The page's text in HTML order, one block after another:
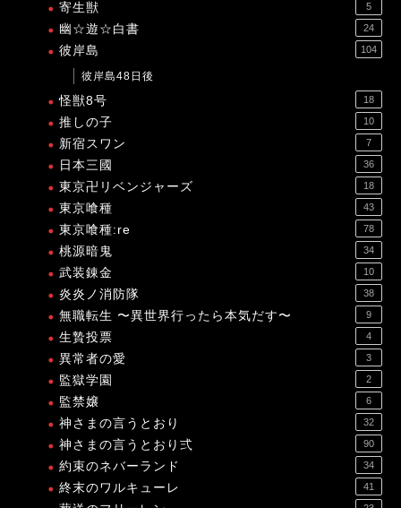
寄生獣 5
幽☆遊☆白書 24
彼岸島 104
彼岸島48日後
怪獣8号 18
推しの子 10
新宿スワン 7
日本三國 36
東京卍リベンジャーズ 18
東京喰種 43
東京喰種:re 78
桃源暗鬼 34
武装錬金 10
炎炎ノ消防隊 38
無職転生 〜異世界行ったら本気だす〜 9
生贄投票 4
異常者の愛 3
監獄学園 2
監禁嬢 6
神さまの言うとおり 32
神さまの言うとおり弍 90
約束のネバーランド 34
終末のワルキューレ 41